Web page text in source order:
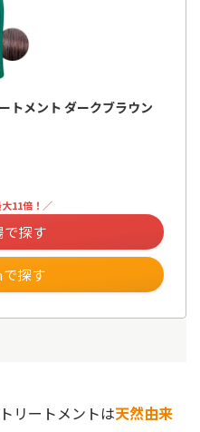
トメント ダークブラウン
探す
11倍！／
で探す
リートメントは天然由来